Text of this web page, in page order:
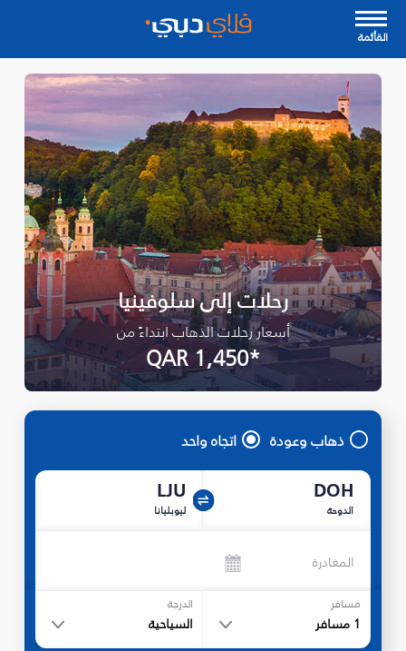
القأئمة
رحلات إلى سلوفينيا
أسعار رحلات الذهاب ابتداءً من
*QAR 1,450
ذهاب وعودة اتجاه واحد
DOH
الدوحة
LJU
ليوبليانا
المغادرة
مسافر
1 مسافر
الدرجة
السياحية